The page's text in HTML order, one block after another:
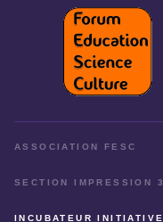
ASSOCIATION FESC
SECTION IMPRESSION
INCUBATEUR